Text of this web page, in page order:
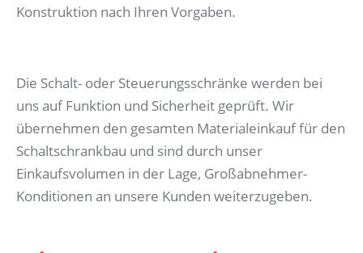
Konstruktion nach Ihren Vorgaben.
Die Schalt- oder Steuerungsschränke werden bei
uns auf Funktion und Sicherheit geprüft. Wir
übernehmen den gesamten Materialeinkauf für den
Schaltschrankbau und sind durch unser
Einkaufsvolumen in der Lage, Großabnehmer-
Konditionen an unsere Kunden weiterzugeben.